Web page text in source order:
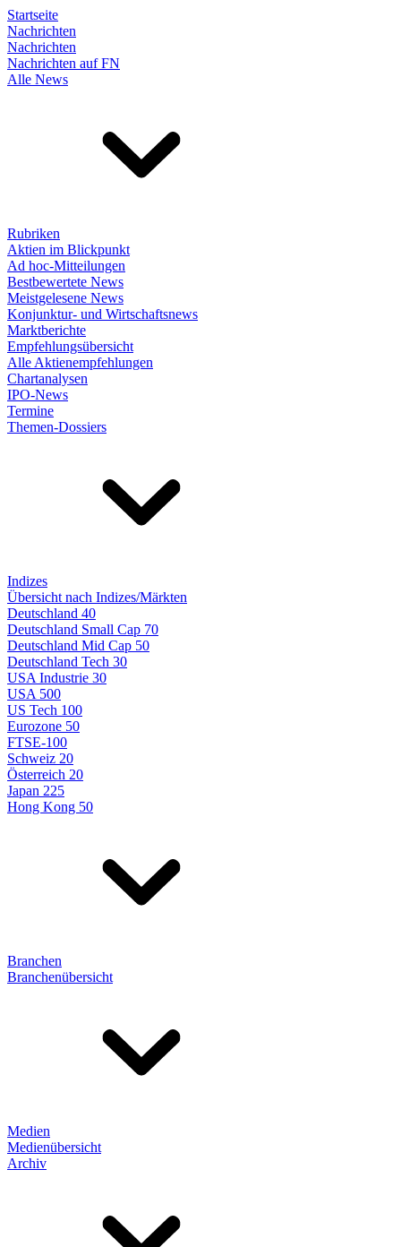
Startseite
Nachrichten
Nachrichten
Nachrichten auf FN
Alle News
Rubriken
Aktien im Blickpunkt
Ad hoc-Mitteilungen
Bestbewertete News
Meistgelesene News
Konjunktur- und Wirtschaftsnews
Marktberichte
Empfehlungsübersicht
Alle Aktienempfehlungen
Chartanalysen
IPO-News
Termine
Themen-Dossiers
Indizes
Übersicht nach Indizes/Märkten
Deutschland 40
Deutschland Small Cap 70
Deutschland Mid Cap 50
Deutschland Tech 30
USA Industrie 30
USA 500
US Tech 100
Eurozone 50
FTSE-100
Schweiz 20
Österreich 20
Japan 225
Hong Kong 50
Branchen
Branchenübersicht
Medien
Medienübersicht
Archiv